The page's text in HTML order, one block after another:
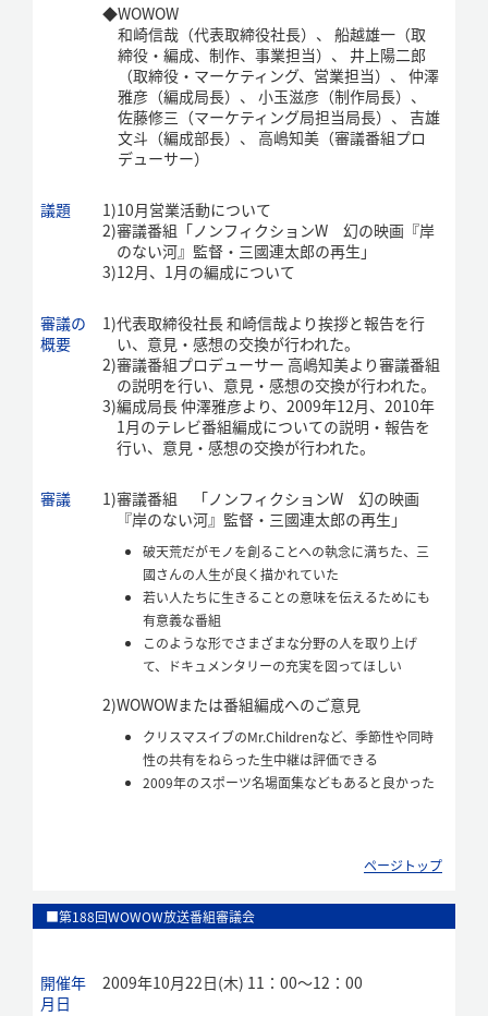
◆WOWOW
和崎信哉（代表取締役社長）、 船越雄一（取
締役・編成、制作、事業担当）、 井上陽二郎
（取締役・マーケティング、営業担当）、 仲澤
雅彦（編成局長）、 小玉滋彦（制作局長）、
佐藤修三（マーケティング局担当局長）、 吉雄
文斗（編成部長）、 高嶋知美（審議番組プロ
デューサー）
議題 1)10月営業活動について
2)審議番組「ノンフィクションW 幻の映画『岸
のない河』監督・三國連太郎の再生」
3)12月、1月の編成について
審議の
概要
1)代表取締役社長 和崎信哉より挨拶と報告を行
い、意見・感想の交換が行われた。
2)審議番組プロデューサー 高嶋知美より審議番組
の説明を行い、意見・感想の交換が行われた。
3)編成局長 仲澤雅彦より、2009年12月、2010年
1月のテレビ番組編成についての説明・報告を
行い、意見・感想の交換が行われた。
審議 1)審議番組 「ノンフィクションW 幻の映画
『岸のない河』監督・三國連太郎の再生」
破天荒だがモノを創ることへの執念に満ちた、三
國さんの人生が良く描かれていた
若い人たちに生きることの意味を伝えるためにも
有意義な番組
このような形でさまざまな分野の人を取り上げ
て、ドキュメンタリーの充実を図ってほしい
2)WOWOWまたは番組編成へのご意見
クリスマスイブのMr.Childrenなど、季節性や同時
性の共有をねらった生中継は評価できる
2009年のスポーツ名場面集などもあると良かった
ページトップ
■第188回WOWOW放送番組審議会
開催年
月日
2009年10月22日(木) 11：00～12：00